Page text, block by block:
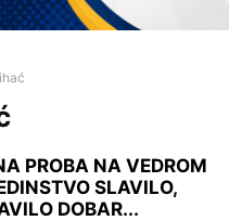
PROBA NA VEDROM
SLAVILO,
DOBAR...